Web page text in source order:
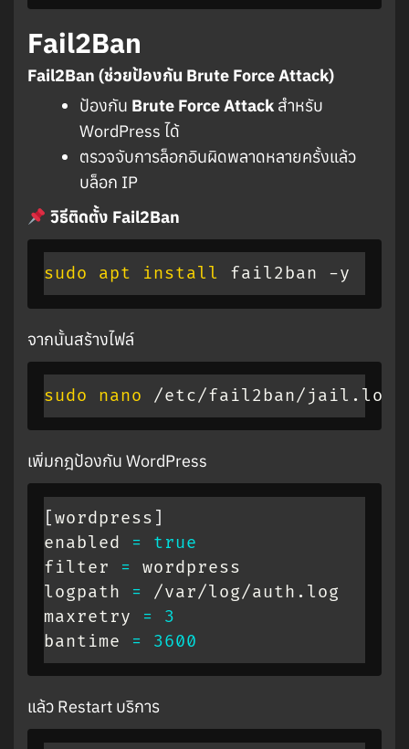
Fail2Ban
Fail2Ban (ช่วยป้องกัน Brute Force Attack)
ป้องกัน Brute Force Attackสำหรับ
WordPress ได้
ตรวจจับการล็อกอินผิดพลาดหลายครั้งแล้ว
บล็อก IP
วิธีติดตั้ง Fail2Ban
sudo apt install fail2ban -y
จากนั้นสร้างไฟล์
sudo nano /etc/fail2ban/
เพิ่มกฎป้องกัน WordPress
[wordpress ]
enabled =
true
filter =
wordpress
logpath =
/var/log/auth.log
maxretry =
3
bantime = 3600
แล้ว Restart บริการ